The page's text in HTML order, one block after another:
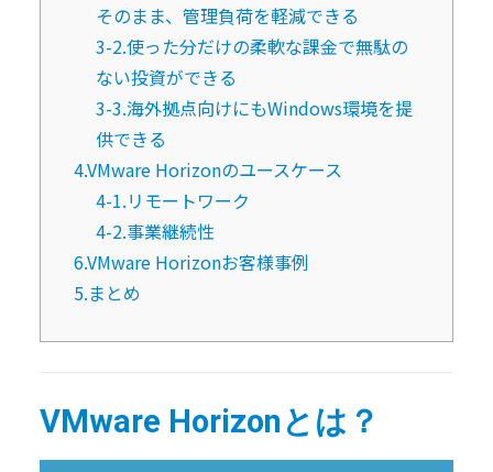
そのまま、管理負荷を軽減できる
3-2.使った分だけの柔軟な課金で無駄の
ない投資ができる
3-3.海外拠点向けにもWindows環境を提
供できる
4.VMware Horizonのユースケース
4-1.リモートワーク
4-2.事業継続性
6.VMware Horizonお客様事例
5.まとめ
VMware Horizonとは？